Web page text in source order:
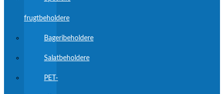
frugtbeholdere
Bageribeholdere
Salatbeholdere
PET-